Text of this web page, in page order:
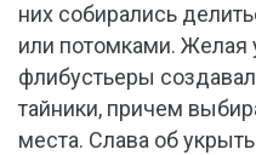
них собирались
или потомками. Желая
флибустьеры
тайники, причем
места. Слава об